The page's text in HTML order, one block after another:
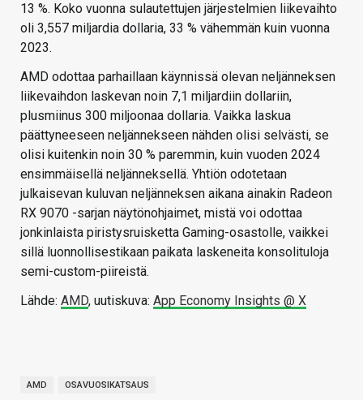
13 %. Koko vuonna sulautettujen järjestelmien liikevaihto
oli 3,557 miljardia dollaria, 33 % vähemmän kuin vuonna
2023.
AMD odottaa parhaillaan käynnissä olevan neljänneksen
liikevaihdon laskevan noin 7,1 miljardiin dollariin,
plusmiinus 300 miljoonaa dollaria. Vaikka laskua
päättyneeseen neljännekseen nähden olisi selvästi, se
olisi kuitenkin noin 30 % paremmin, kuin vuoden 2024
ensimmäisellä neljänneksellä. Yhtiön odotetaan
julkaisevan kuluvan neljänneksen aikana ainakin Radeon
RX 9070 -sarjan näytönohjaimet, mistä voi odottaa
jonkinlaista piristysruisketta Gaming-osastolle, vaikkei
sillä luonnollisestikaan paikata laskeneita konsolituloja
semi-custom-piireistä.
Lähde: AMD, uutiskuva: App Economy Insights @ X
AMD OSAVUOSIKATSAUS